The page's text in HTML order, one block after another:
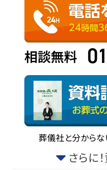
相談無料
葬儀社と分から
さらに